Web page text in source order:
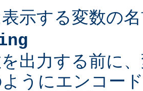
示する変数の
出力する前に
ようにエンコー